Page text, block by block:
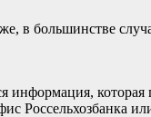
в большинстве
которая
Россельхозбанка